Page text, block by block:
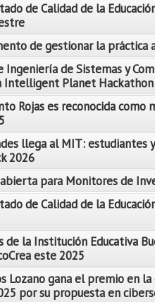
de Calidad de la
de gestionar la práctica
Leer Más
Ingeniería de Sistemas y
Intelligent Planet Hackathon
Rojas es reconocida
llega al MIT: estudiantes
2026
abierta para Monitores de
Leer Más
de Calidad de la
de la Institución Educativa
este 2025
Lozano gana el premio en
por su propuesta en